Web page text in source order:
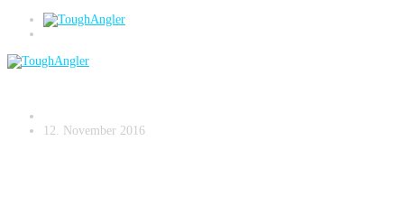
Bildschirmfoto 2016-11-12 um 16.01.16
12. November 2016